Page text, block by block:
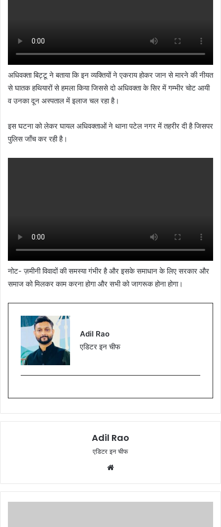
अधिवक्ता बिट्टू ने बताया कि इन व्यक्तियों ने एकराय होकर जान से मारने की नीयत
से घातक हथियारों से हमला किया जिससे दो अधिवक्ता के सिर में गम्भीर चोट आयी
व उनका दून अस्पताल में इलाज चल रहा है।
इस घटना को लेकर घायल अधिवक्ताओं ने थाना पटेल नगर में तहरीर दी है जिसपर
पुलिस जाँच कर रही है।
नोट- ज़मीनी विवादों की समस्या गंभीर है और इसके समाधान के लिए सरकार और
समाज को मिलकर काम करना होगा और सभी को जागरूक होना होगा।
Adil Rao
एडिटर इन चीफ
Adil Rao
एडिटर इन चीफ
b
s